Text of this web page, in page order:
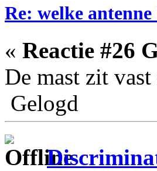
Re: welke antenne
« Reactie #26
De mast zit
Gelogd